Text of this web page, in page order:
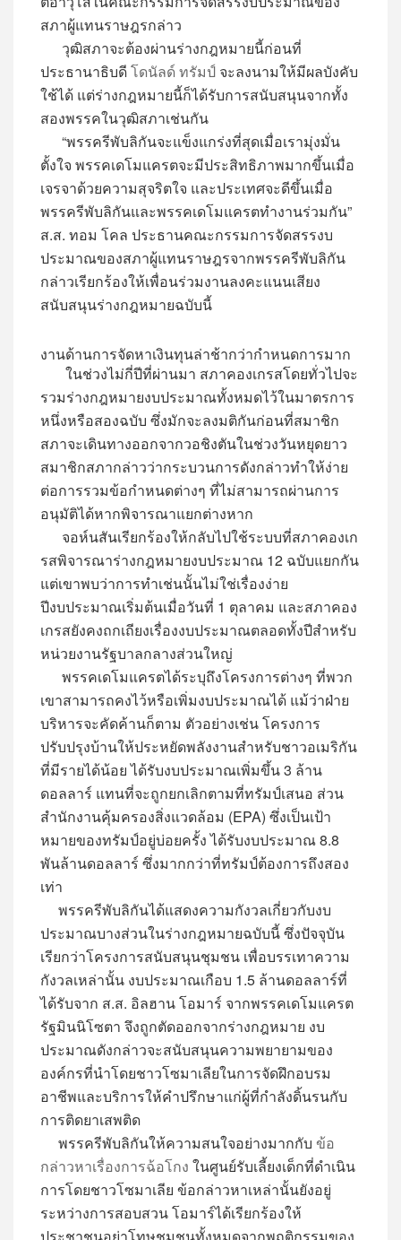
สภาผู้แทนราษฎรกล่าว
วุฒิสภาจะต้องผ่านร่างกฎหมายนี้ก่อนที่
ประธานาธิบดีโดนัลด์ ทรัมป์ จะลงนามให้มีผลบังคับ
ใช้ได้ แต่ร่างกฎหมายนี้ก็ได้รับการสนับสนุนจากทั้ง
สองพรรคในวุฒิสภาเช่นกัน
“พรรครีพับลิกันจะแข็งแกร่งที่สุดเมื่อเรามุ่งมั่น
ตั้งใจ พรรคเดโมแครตจะมีประสิทธิภาพมากขึ้นเมื่อ
เจรจาด้วยความสุจริตใจ และประเทศจะดีขึ้นเมื่อ
พรรครีพับลิกันและพรรคเดโมแครตทำงานร่วมกัน”
ส.ส. ทอม โคล ประธานคณะกรรมการจัดสรรงบ
ประมาณของสภาผู้แทนราษฎรจากพรรครีพับลิกัน
กล่าวเรียกร้องให้เพื่อนร่วมงานลงคะแนนเสียง
สนับสนุนร่างกฎหมายฉบับนี้
งานด้านการจัดหาเงินทุนล่าช้ากว่ากำหนดการมาก
ในช่วงไม่กี่ปีที่ผ่านมา สภาคองเกรสโดยทั่วไปจะ
รวมร่างกฎหมายงบประมาณทั้งหมดไว้ในมาตรการ
หนึ่งหรือสองฉบับ ซึ่งมักจะลงมติกันก่อนที่สมาชิก
สภาจะเดินทางออกจากวอชิงตันในช่วงวันหยุดยาว
สมาชิกสภากล่าวว่ากระบวนการดังกล่าวทำให้ง่าย
ต่อการรวมข้อกำหนดต่างๆ ที่ไม่สามารถผ่านการ
อนุมัติได้หากพิจารณาแยกต่างหาก
จอห์นสันเรียกร้องให้กลับไปใช้ระบบที่สภาคองเก
รสพิจารณาร่างกฎหมายงบประมาณ 12 ฉบับแยกกัน
แต่เขาพบว่าการทำเช่นนั้นไม่ใช่เรื่องง่าย
ปีงบประมาณเริ่มต้นเมื่อวันที่ 1 ตุลาคม และสภาคอง
เกรสยังคงถกเถียงเรื่องงบประมาณตลอดทั้งปีสำหรับ
หน่วยงานรัฐบาลกลางส่วนใหญ่
พรรคเดโมแครตได้ระบุถึงโครงการต่างๆ ที่พวก
เขาสามารถคงไว้หรือเพิ่มงบประมาณได้ แม้ว่าฝ่าย
บริหารจะคัดค้านก็ตาม ตัวอย่างเช่น โครงการ
ปรับปรุงบ้านให้ประหยัดพลังงานสำหรับชาวอเมริกัน
ที่มีรายได้น้อย ได้รับงบประมาณเพิ่มขึ้น 3 ล้าน
ดอลลาร์ แทนที่จะถูกยกเลิกตามที่ทรัมป์เสนอ ส่วน
สำนักงานคุ้มครองสิ่งแวดล้อม (EPA) ซึ่งเป็นเป้า
หมายของทรัมป์อยู่บ่อยครั้ง ได้รับงบประมาณ 8.8
พันล้านดอลลาร์ ซึ่งมากกว่าที่ทรัมป์ต้องการถึงสอง
เท่า
พรรครีพับลิกันได้แสดงความกังวลเกี่ยวกับงบ
ประมาณบางส่วนในร่างกฎหมายฉบับนี้ ซึ่งปัจจุบัน
เรียกว่าโครงการสนับสนุนชุมชน เพื่อบรรเทาความ
กังวลเหล่านั้น งบประมาณเกือบ 1.5 ล้านดอลลาร์ที่
ได้รับจาก ส.ส. อิลฮาน โอมาร์ จากพรรคเดโมแครต
รัฐมินนิโซตา จึงถูกตัดออกจากร่างกฎหมาย งบ
ประมาณดังกล่าวจะสนับสนุนความพยายามของ
องค์กรที่นำโดยชาวโซมาเลียในการจัดฝึกอบรม
อาชีพและบริการให้คำปรึกษาแก่ผู้ที่กำลังดิ้นรนกับ
การติดยาเสพติด
พรรครีพับลิกันให้ความสนใจอย่างมากกับ ข้อ
กล่าวหาเรื่องการฉ้อโกง ในศูนย์รับเลี้ยงเด็กที่ดำเนิน
การโดยชาวโซมาเลีย ข้อกล่าวหาเหล่านั้นยังอยู่
ระหว่างการสอบสวน โอมาร์ได้เรียกร้องให้